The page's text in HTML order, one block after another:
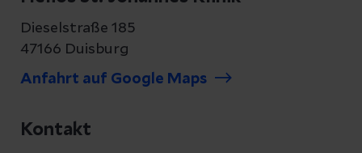
Dieselstraße 185
47166 Duisburg
Anfahrt auf Google Maps
Kontakt